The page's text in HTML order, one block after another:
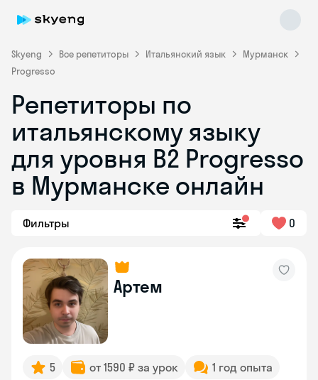
Skyeng Все репетиторы Итальянский язык
Мурманск
Progresso
Репетиторы по
итальянскому языку
для уровня B2 Progresso
в Мурманске онлайн
Фильтры 0
Артем
5 от 1590 ₽ за урок 1 год опыта
Skyeng Chat
online